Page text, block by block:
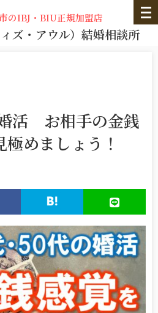
のIBJ・BIU正規加盟店
ィズ・アウル） 結婚相談所
活 お相手の金銭
めましょう！